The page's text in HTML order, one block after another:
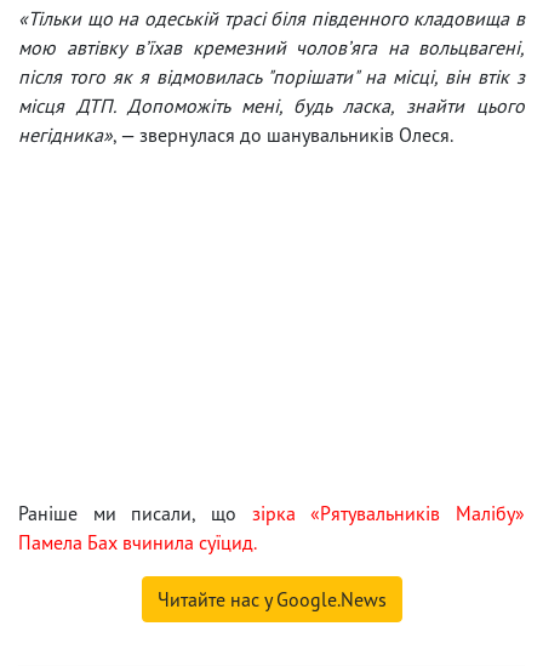
«Тільки що на одеській трасі біля південного кладовища в
мою автівку вʼїхав кремезний чоловʼяга на вольцвагені,
після того як я відмовилась "порішати" на місці, він втік з
місця ДТП. Допоможіть мені, будь ласка, знайти цього
негідника», — звернулася до шанувальників Олеся.
Раніше ми писали, що зірка «Рятувальників Малібу»
Памела Бах вчинила суїцид.
Читайте нас у Google.News